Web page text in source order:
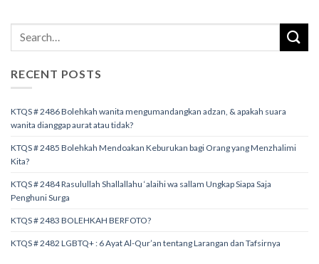
RECENT POSTS
KTQS # 2486 Bolehkah wanita mengumandangkan adzan, & apakah suara
wanita dianggap aurat atau tidak?
KTQS # 2485 Bolehkah Mendoakan Keburukan bagi Orang yang Menzhalimi
Kita?
KTQS # 2484 Rasulullah Shallallahu ‘alaihi wa sallam Ungkap Siapa Saja
Penghuni Surga
KTQS # 2483 BOLEHKAH BERFOTO?
KTQS # 2482 LGBTQ+ : 6 Ayat Al-Qur’an tentang Larangan dan Tafsirnya